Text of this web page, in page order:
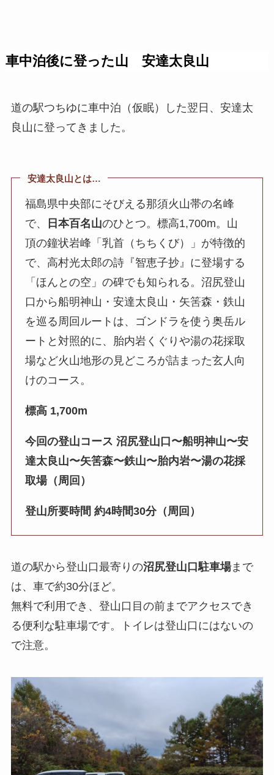
車中泊後に登った山 安達太良山
道の駅つちゆに車中泊（仮眠）した翌日、安達太
良山に登ってきました。
安達太良山とは…
福島県中央部にそびえる那須火山帯の名峰
で、
日本百名山のひとつ。標高1,700m。山
頂の鐘状岩峰「乳首（ちちくび）」が特徴的
で、高村光太郎の詩『智恵子抄』に登場する
「ほんとの空」の碑でも知られる。沼尻登山
口から船明神山・安達太良山・矢筈森・鉄山
を巡る周回ルートは、ゴンドラを使う奥岳ル
ートと対照的に、胎内岩くぐりや湯の花採取
場など火山地形の見どころが詰まった玄人向
けのコース。
標高 1,700m
今回の登山コース 沼尻登山口〜船明神山〜安
達太良山〜矢筈森〜鉄山〜胎内岩〜湯の花採
取場（周回）
登山所要時間 約4時間30分（周回）
道の駅から登山口最寄りの沼尻登山口駐車場まで
は、車で約30分ほど。
無料で利用でき、登山口目の前までアクセスでき
る便利な駐車場です。トイレは登山口にはないの
で注意。